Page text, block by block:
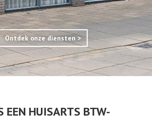
Ontdek onze diensten >
EEN HUISARTS BTW-